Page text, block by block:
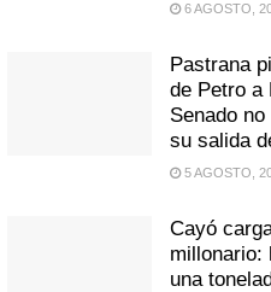
6 AGOSTO,
Pastrana
de Petro a
Senado
su salida
5 AGOSTO,
Cayó
millonario:
una